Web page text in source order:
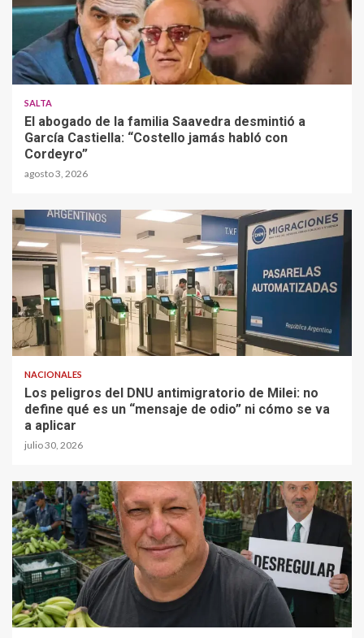
SALTA
El abogado de la familia Saavedra desmintió a
García Castiella: “Costello jamás habló con
Cordeyro”
agosto 3, 2026
NACIONALES
Los peligros del DNU antimigratorio de Milei: no
define qué es un “mensaje de odio” ni cómo se va
a aplicar
julio 30, 2026